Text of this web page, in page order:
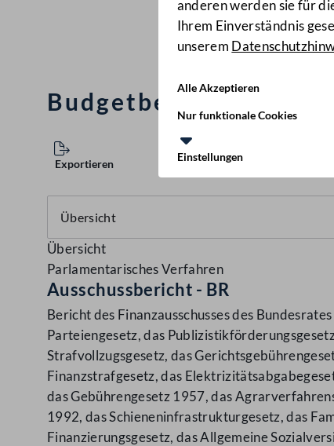
anderen werden sie für
Ihrem Einverständnis
unserem
Alle Akzeptieren
Nur funktionale Cookies
Einstellungen
Budgetbegleitgesetz
Exportieren
Übersicht
Parlamentarisches Verfahren
Ausschussbericht - BR
Bericht des Finanzausschusses des
Parteiengesetz, das
Strafvollzugsgesetz, das
Finanzstrafgesetz, das
das Gebührengesetz 1957, das
1992, das Schieneninfrastrukturgesetz, das
Finanzierungsgesetz, das Allgemeine